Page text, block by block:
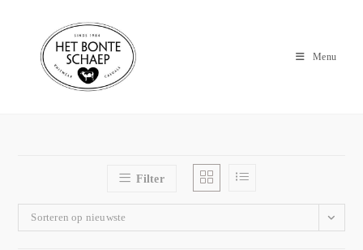
Menu
Filter
Sorteren op nieuwste